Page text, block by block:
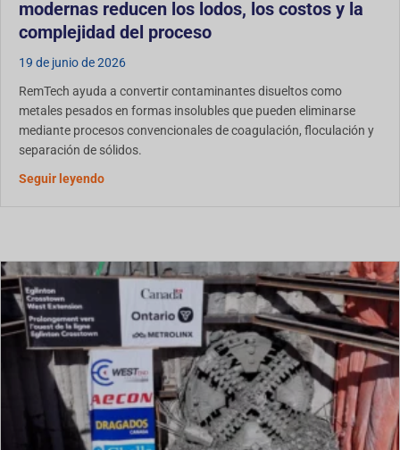
modernas reducen los lodos, los costos y la
complejidad del proceso
19 de junio de 2026
RemTech ayuda a convertir contaminantes disueltos como
metales pesados en formas insolubles que pueden eliminarse
mediante procesos convencionales de coagulación, floculación y
separación de sólidos.
Seguir leyendoEliminación de Metales Pesados en el Tratamiento